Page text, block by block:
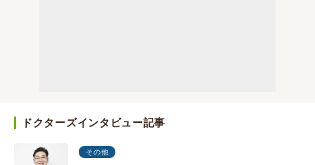
ドクターズインタビュー記事
その他